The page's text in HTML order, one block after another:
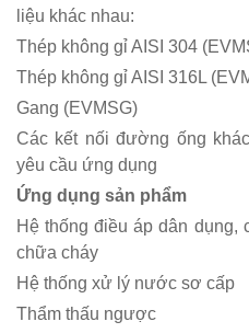
liệu khác nhau:
Thép không gỉ AISI 304
Thép không gỉ AISI 316L
Gang (EVMSG)
Các kết nối đường ống
yêu cầu ứng dụng
Ứng dụng sản phẩm
Hệ thống điều áp dân dụng,
chữa cháy
Hệ thống xử lý nước sơ cấp
Thẩm thấu ngược